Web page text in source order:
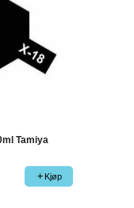
Tamiya
Kjøp